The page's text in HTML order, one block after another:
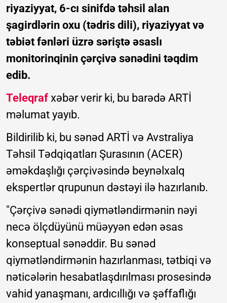
riyaziyyat, 6-cı sinifdə təhsil alan
şagirdlərin oxu (tədris dili), riyaziyyat və
təbiət fənləri üzrə səriştə əsaslı
monitorinqinin çərçivə sənədini təqdim
edib.
Teleqraf xəbər verir ki, bu barədə ARTİ
məlumat yayıb.
Bildirilib ki, bu sənəd ARTİ və Avstraliya
Təhsil Tədqiqatları Şurasının (ACER)
əməkdaşlığı çərçivəsində beynəlxalq
ekspertlər qrupunun dəstəyi ilə hazırlanıb.
"Çərçivə sənədi qiymətləndirmənin nəyi
necə ölçdüyünü müəyyən edən əsas
konseptual sənəddir. Bu sənəd
qiymətləndirmənin hazırlanması, tətbiqi və
nəticələrin hesabatlaşdırılması prosesində
vahid yanaşmanı, ardıcıllığı və şəffaflığı